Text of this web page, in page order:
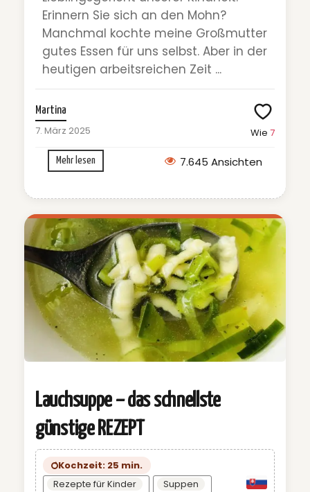
Erinnern Sie sich an den Mohn?
Manchmal kochte meine Großmutter
gutes Essen für uns selbst. Aber in der
heutigen arbeitsreichen Zeit ...
Martina
7. März 2025 Wie 7
Mehr lesen 7.645 Ansichten
Lauchsuppe – das schnellste
günstige REZEPT
Kochzeit: 25 min.
Rezepte für Kinder
Suppen